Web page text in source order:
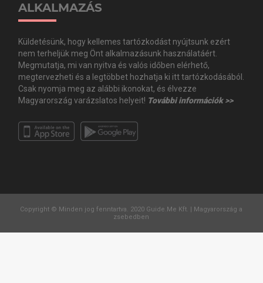
ALKALMAZÁS
Küldetésünk, hogy kellemes tartózkodást nyújtsunk ezért
nem terheljük meg Önt alkalmazásunk használatáért.
Megmutatja, mi van nyitva és valós időben elérhető,
megtervezheti és a legtöbbet hozhatja ki itt tartózkodásából.
Csak nyomja meg az alábbi ikonokat, és élvezze
Magyarország varázslatos helyeit! További információk >>
Copyright © Minden jog fenntartva. 2020 Guide.Me Kft. | Magyarország a
zsebedben